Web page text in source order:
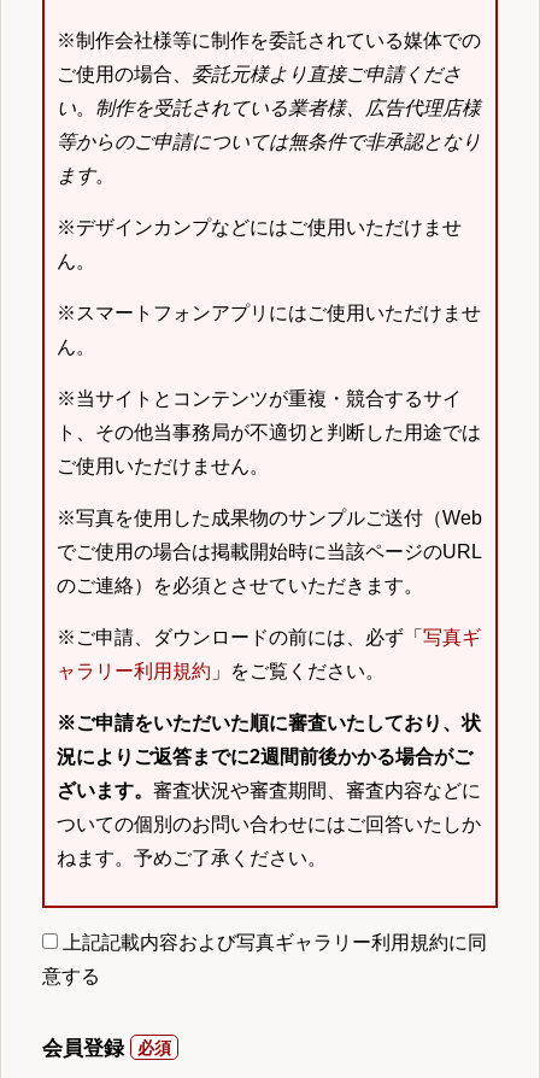
※制作会社様等に制作を委託されている媒体での
ご使用の場合、 委託元様より直接ご申請くださ
い。 制作を受託されている業者様、広告代理店様
等からのご申請については無条件で非承認となり
ます。
※デザインカンプなどにはご使用いただけませ
ん。
※スマートフォンアプリにはご使用いただけませ
ん。
※当サイトとコンテンツが重複・競合するサイ
ト、その他当事務局が不適切と判断した用途では
ご使用いただけません。
※写真を使用した成果物のサンプルご送付（Web
でご使用の場合は掲載開始時に当該ページのURL
のご連絡）を必須とさせていただきます。
※ご申請、ダウンロードの前には、必ず「 写真ギ
ャラリー利用規約 」をご覧ください。
※ご申請をいただいた順に審査いたしており、状
況によりご返答までに2週間前後かかる場合がご
ざいます。 審査状況や審査期間、審査内容などに
ついての個別のお問い合わせにはご回答いたしか
ねます。予めご了承ください。
上記記載内容および写真ギャラリー利用規約に同
意する
会員登録